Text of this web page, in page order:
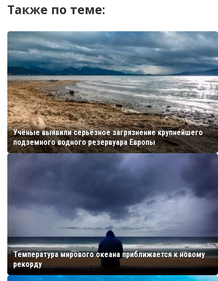
Также по теме:
Учёные выявили серьёзное загрязнение крупнейшего
подземного водного резервуара Европы
Температура мирового океана приближается к новому
рекорду